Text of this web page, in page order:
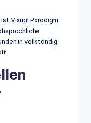
Visual Paradigm
in vollständig